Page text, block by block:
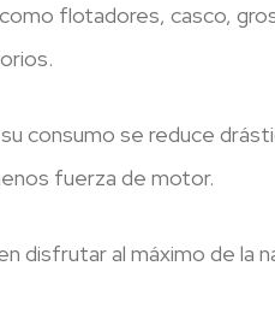
flotadores, casco,
consumo se reduce
fuerza de motor.
disfrutar al máximo de la